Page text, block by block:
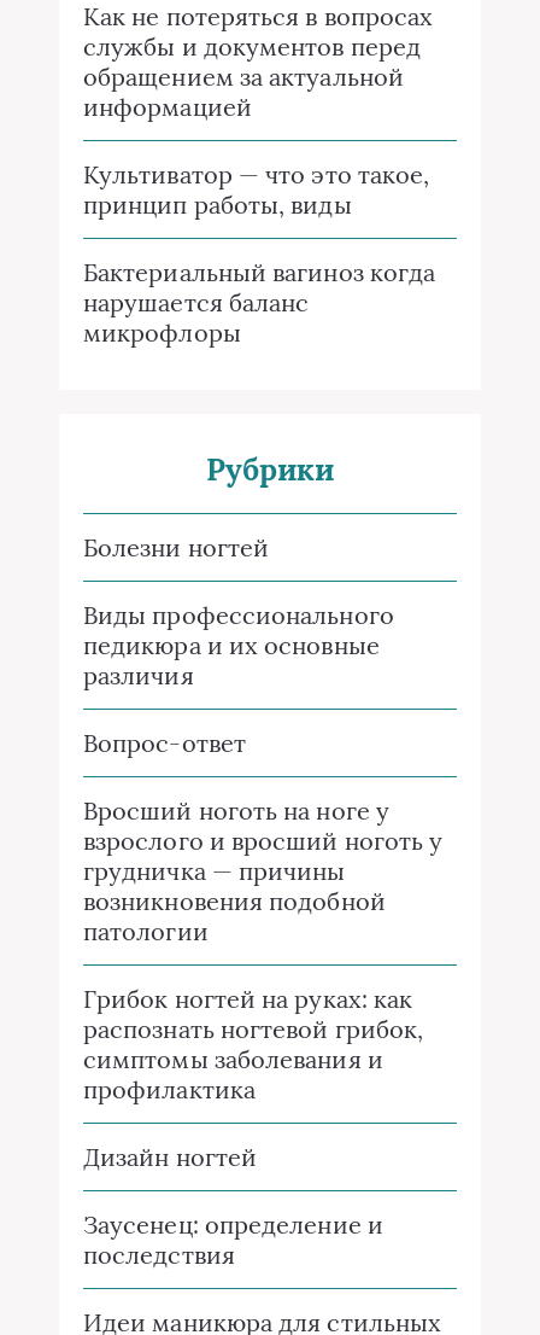
Как не потеряться в вопросах
службы и документов перед
обращением за актуальной
информацией
Культиватор — что это такое,
принцип работы, виды
Бактериальный вагиноз когда
нарушается баланс
микрофлоры
Рубрики
Болезни ногтей
Виды профессионального
педикюра и их основные
различия
Вопрос-ответ
Вросший ноготь на ноге у
взрослого и вросший ноготь у
грудничка — причины
возникновения подобной
патологии
Грибок ногтей на руках: как
распознать ногтевой грибок,
симптомы заболевания и
профилактика
Дизайн ногтей
Заусенец: определение и
последствия
Идеи маникюра для стильных